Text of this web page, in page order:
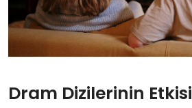
Dram Dizilerinin Etkisi